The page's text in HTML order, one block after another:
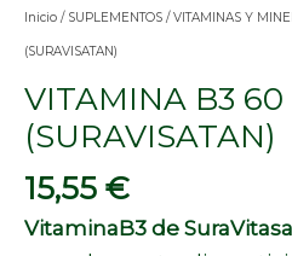
Inicio / SUPLEMENTOS /VITAMINAS Y
(SURAVISATAN)
VITAMINA B3 60
(SURAVISATAN)
15,55 €
VitaminaB3 de